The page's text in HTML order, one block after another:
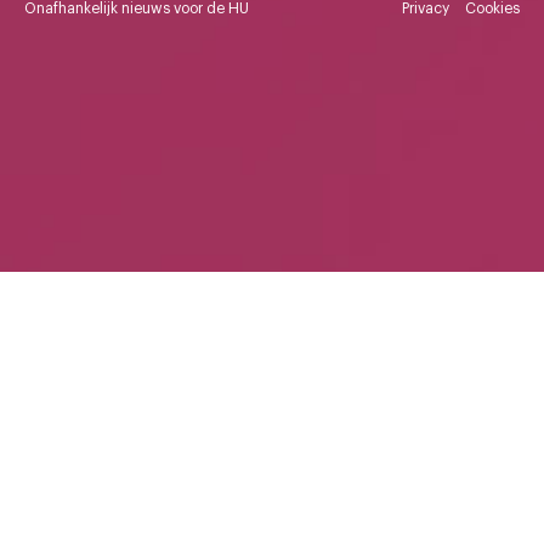
Onafhankelijk nieuws voor de HU Privacy Cookies